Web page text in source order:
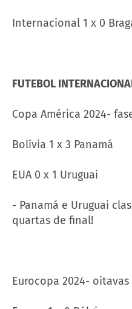
Internacional 1 x 0
FUTEBOL
Copa América 2024-
Bolívia 1 x 3 Panamá
EUA 0 x 1 Uruguai
- Panamá e Uruguai
quartas de final!
Eurocopa 2024-